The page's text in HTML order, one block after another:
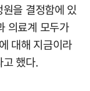
을 결정함에 있
의료계 모두가
대해 지금이라
했다.